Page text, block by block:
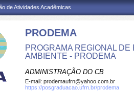
de Atividades Acadêmicas
PRODEMA
PROGRAMA REGIONAL
AMBIENTE - PRODEMA
ADMINISTRAÇÃO DO CB
E-mail: prodemaufrn@yahoo.com.br
https://posgraduacao.ufrn.br/prodema